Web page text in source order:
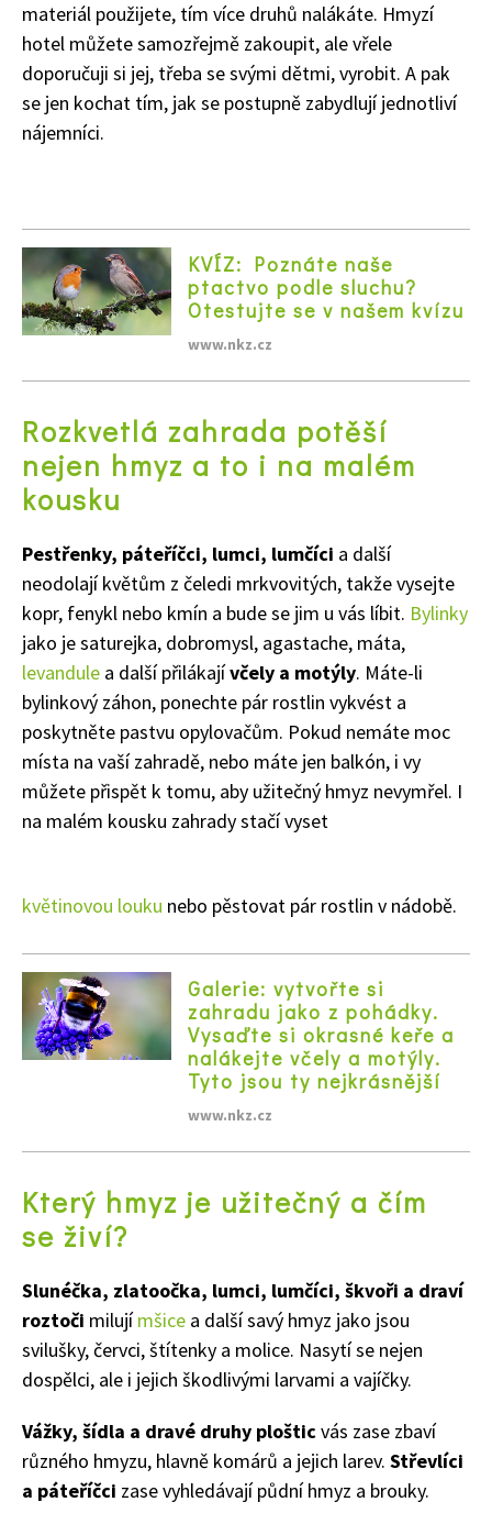
Naše krásná zahrada
materiál použijete, tím více druhů nalákáte. Hmyzí
hotel můžete samozřejmě zakoupit, ale vřele
doporučuji si jej, třeba se svými dětmi, vyrobit. A pak
se jen kochat tím, jak se postupně zabydlují jednotliví
nájemníci.
KVÍZ: Poznáte naše
ptactvo podle sluchu?
Otestujte se v našem kvízu
www.nkz.cz
Rozkvetlá zahrada potěší
nejen hmyz a to i na malém
kousku
Pestřenky, páteříčci, lumci, lumčíci a další
neodolají květům z čeledi mrkvovitých, takže vysejte
kopr, fenykl nebo kmín a bude se jim u vás líbit. Bylinky
jako je saturejka, dobromysl, agastache, máta,
levandule a další přilákajívčely a motýly. Máte-li
bylinkový záhon, ponechte pár rostlin vykvést a
poskytněte pastvu opylovačům. Pokud nemáte moc
místa na vaší zahradě, nebo máte jen balkón, i vy
můžete přispět k tomu, aby užitečný hmyz nevymřel. I
na malém kousku zahrady stačí vyset
květinovou louku nebo pěstovat pár rostlin v nádobě.
Galerie: vytvořte si
zahradu jako z pohádky.
Vysaďte si okrasné keře a
nalákejte včely a motýly.
Tyto jsou ty nejkrásnější
www.nkz.cz
Který hmyz je užitečný a čím
se živí?
Slunéčka, zlatoočka, lumci, lumčíci, škvoři a draví
roztoči milujímšice a další savý hmyz jako jsou
svilušky, červci, štítenky a molice. Nasytí se nejen
dospělci, ale i jejich škodlivými larvami a vajíčky.
Vážky, šídla a dravé druhy plošticvás zase zbaví
různého hmyzu, hlavně komárů a jejich larev. Střevlíci
a páteříčci zase vyhledávají půdní hmyz a brouky.